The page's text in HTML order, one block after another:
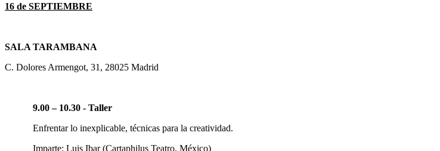
16 de SEPTIEMBRE
SALA TARAMBANA
C. Dolores Armengot, 31, 28025 Madrid
9.00 – 10.30 - Taller
Enfrentar lo inexplicable, técnicas para la creatividad.
Imparte: Luis Ibar (Cartaphilus Teatro, México)